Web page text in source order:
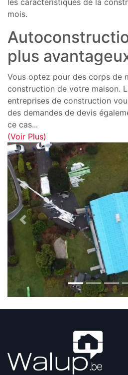
les caractéristiques de la
mois.
plus
Vous optez pour des corps de
construction de votre maison.
entreprises de construction
des demandes de devis
ce cas...
(Voir Plus)
Previous